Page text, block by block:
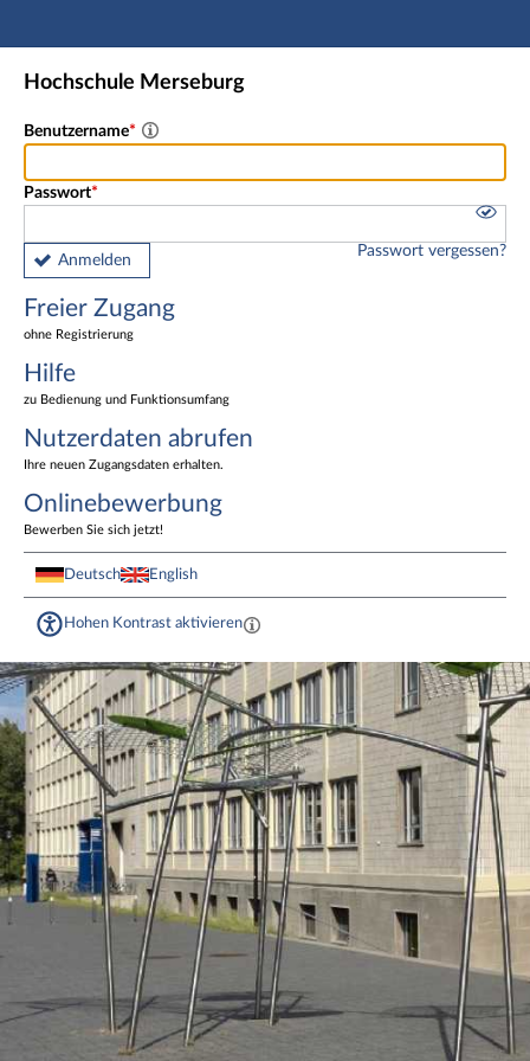
Hauptnavigation
Freier Zugang
Nutzerdaten abrufen
Fußzeile
Hochschule Merseburg
Benutzername
Passwort
Anmelden
Passwort vergessen?
Freier Zugang
ohne Registrierung
Hilfe
zu Bedienung und Funktionsumfang
Nutzerdaten abrufen
Ihre neuen Zugangsdaten erhalten.
Onlinebewerbung
Bewerben Sie sich jetzt!
Deutsch English
Hohen Kontrast aktivieren